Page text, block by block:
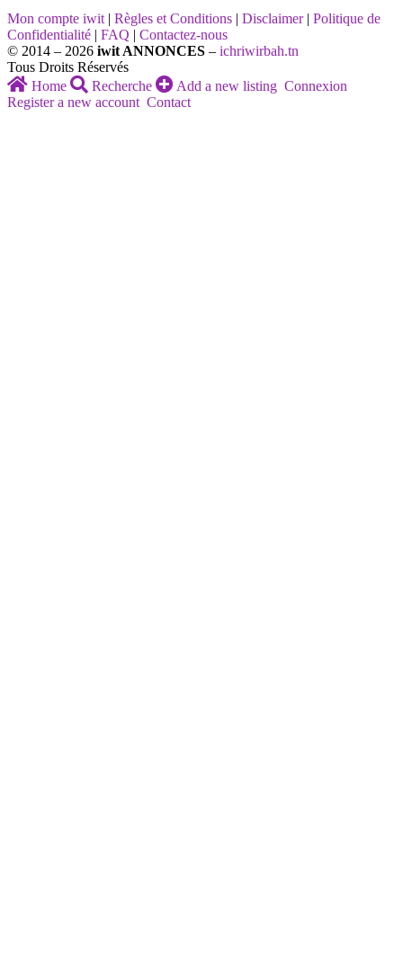
Mon compte iwit | Règles et Conditions | Disclaimer | Politique de
Confidentialité | FAQ | Contactez-nous
© 2014 – 2026 iwit ANNONCES – ichriwirbah.tn
Tous Droits Réservés
Home
Recherche Add a new listing Connexion
Register a new account Contact